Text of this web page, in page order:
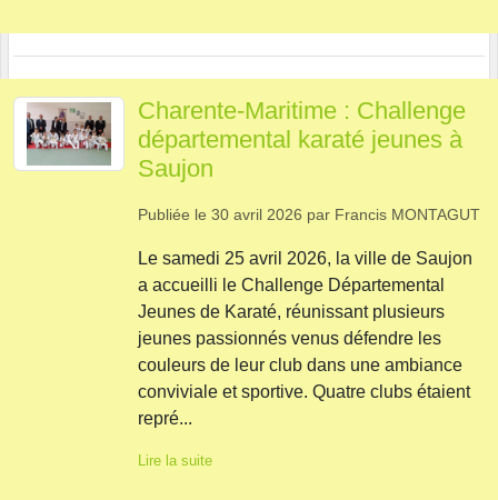
Charente-Maritime : Challenge
départemental karaté jeunes à
Saujon
Publiée le 30 avril 2026 par Francis MONTAGUT
Le samedi 25 avril 2026, la ville de Saujon
a accueilli le Challenge Départemental
Jeunes de Karaté, réunissant plusieurs
jeunes passionnés venus défendre les
couleurs de leur club dans une ambiance
conviviale et sportive. Quatre clubs étaient
repré...
Lire la suite